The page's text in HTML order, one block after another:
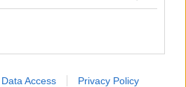
purposes in below Google
Data Access Privacy Policy
essere placato e in
attraverso una diffusione
della consapevolezza,